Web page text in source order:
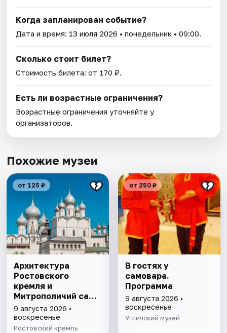
Когда запланирован событие?
Дата и время: 13 июля 2026 • понедельник • 09:00.
Сколько стоит билет?
Стоимость билета: от 170 ₽.
Есть ли возрастные ограничения?
Возрастные ограничения уточняйте у
организаторов.
Похожие музеи
от 125 ₽
Архитектура
Ростовского
кремля и
Митрополичий сад,
выставка
"Митрополичье
варенье"
9 августа 2026 •
воскресенье
Ростовский кремль
от 250 ₽
В гостях у
самовара.
Программа
9 августа 2026 •
воскресенье
Угличский музей